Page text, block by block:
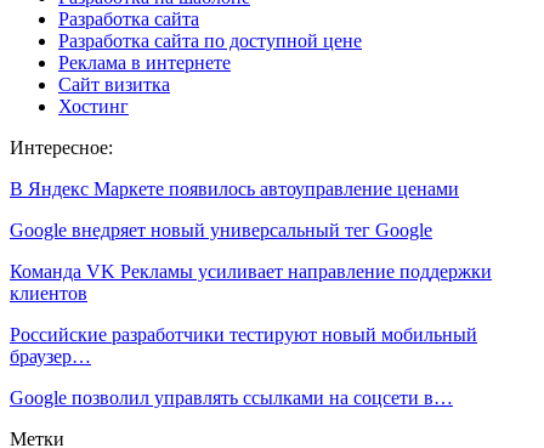
Разработка сайта
Разработка сайта по доступной цене
Реклама в интернете
Сайт визитка
Хостинг
Интересное:
В Яндекс Маркете появилось автоуправление ценами
Google внедряет новый универсальный тег Google
Команда VK Рекламы усиливает направление поддержки
клиентов
Российские разработчики тестируют новый мобильный
браузер…
Google позволил управлять ссылками на соцсети в…
Метки